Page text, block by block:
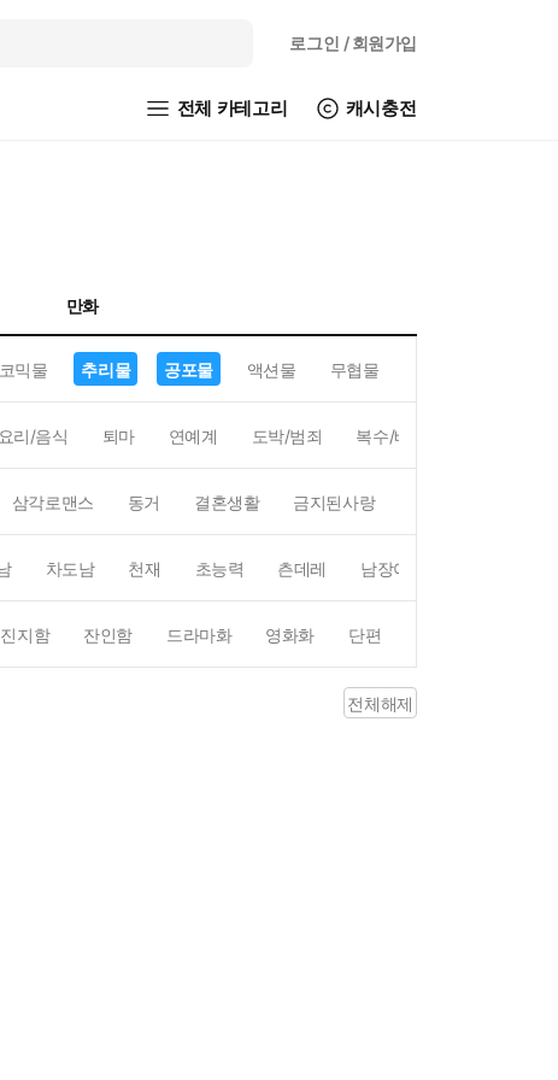
로그인 / 회원가입
전체 카테고리 캐시충전
만화
코믹물 추리물 공포물 액션물 무협물
요리/음식 퇴마 연예계 도박/범죄 복수/배신
삼각로맨스 동거 결혼생활 금지된사랑
차도남 천재 초능력 츤데레 남장여자
진지함 잔인함 드라마화 영화화 단편
전체해제